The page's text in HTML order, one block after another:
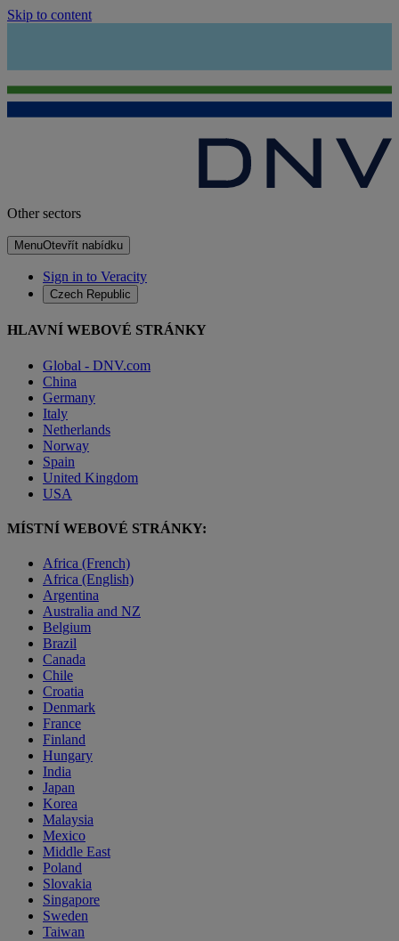
Skip to content
Other sectors
MenuOtevřít nabídku
Sign in to Veracity
Czech Republic
HLAVNÍ WEBOVÉ STRÁNKY
Global - DNV.com
China
Germany
Italy
Netherlands
Norway
Spain
United Kingdom
USA
MÍSTNÍ WEBOVÉ STRÁNKY:
Africa (French)
Africa (English)
Argentina
Australia and NZ
Belgium
Brazil
Canada
Chile
Croatia
Denmark
France
Finland
Hungary
India
Japan
Korea
Malaysia
Mexico
Middle East
Poland
Slovakia
Singapore
Sweden
Taiwan